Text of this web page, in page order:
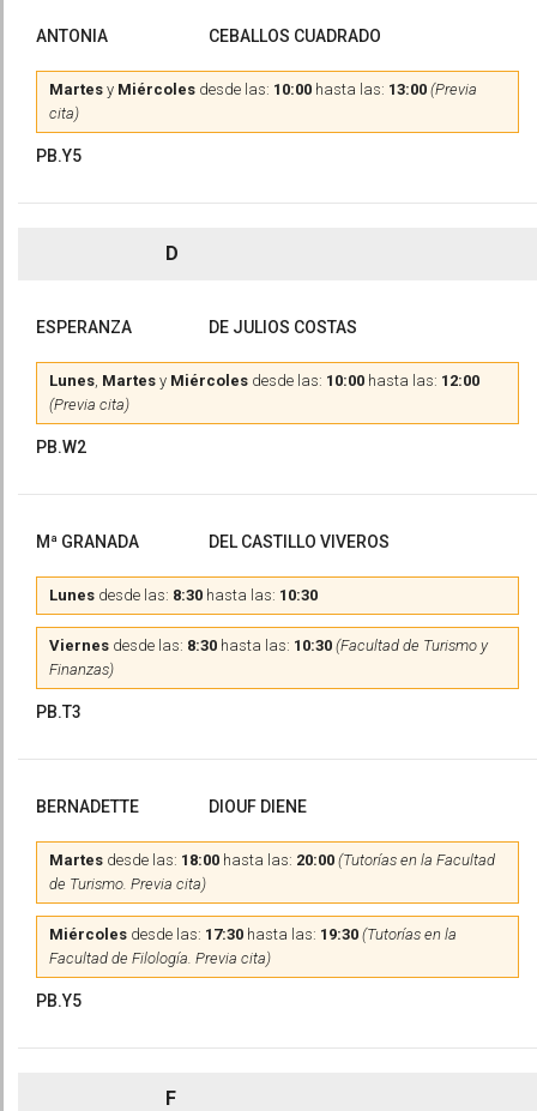
ANTONIA CEBALLOS CUADRADO
Martes y Miércoles desde las: 10:00 hasta las: 13:00 (Previa
cita)
PB.Y5
D
ESPERANZA DE JULIOS COSTAS
Lunes, Martes y Miércoles desde las: 10:00 hasta las: 12:00
(Previa cita)
PB.W2
Mª GRANADA DEL CASTILLO VIVEROS
Lunes desde las: 8:30 hasta las: 10:30
Viernes desde las: 8:30 hasta las: 10:30 (Facultad de Turismo y
Finanzas)
PB.T3
BERNADETTE DIOUF DIENE
Martes desde las: 18:00 hasta las: 20:00 (Tutorías en la Facultad
de Turismo. Previa cita)
Miércoles desde las: 17:30 hasta las: 19:30 (Tutorías en la
Facultad de Filología. Previa cita)
PB.Y5
F